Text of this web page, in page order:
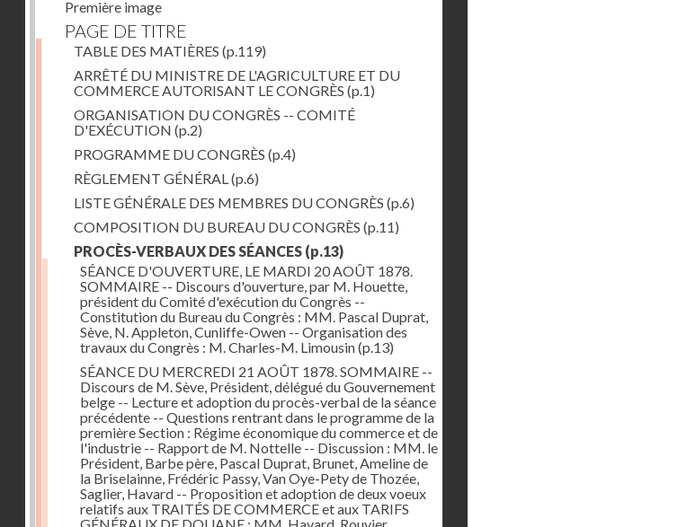
Première image
PAGE DE TITRE
TABLE DES MATIÈRES (p.119)
ARRÊTÉ DU MINISTRE DE L'AGRICULTURE ET DU
COMMERCE AUTORISANT LE CONGRÈS (p.1)
ORGANISATION DU CONGRÈS -- COMITÉ
D'EXÉCUTION (p.2)
PROGRAMME DU CONGRÈS (p.4)
RÈGLEMENT GÉNÉRAL(p.6)
LISTE GÉNÉRALE DES MEMBRES DU CONGRÈS (p.6)
COMPOSITION DU BUREAU DU CONGRÈS (p.11)
PROCÈS-VERBAUX DES SÉANCES (p.13)
SÉANCE D'OUVERTURE, LE MARDI 20 AOÛT 1878.
SOMMAIRE -- Discours d'ouverture, par M. Houette,
président du Comité d'exécution du Congrès --
Constitution du Bureau du Congrès : MM. Pascal Duprat,
Sève, N. Appleton, Cunliffe-Owen -- Organisation des
travaux du Congrès : M. Charles-M. Limousin(p.13)
SÉANCE DU MERCREDI 21 AOÛT 1878. SOMMAIRE --
Discours de M. Sève, Président, délégué du Gouvernement
belge -- Lecture et adoption du procès-verbal de la séance
précédente -- Questions rentrant dans le programme de la
première Section : Régime économique du commerce et de
l'industrie -- Rapport de M. Nottelle -- Discussion : MM. le
Président, Barbe père, Pascal Duprat, Brunet, Ameline de
la Briselainne, Frédéric Passy, Van Oye-Pety de Thozée,
Saglier, Havard -- Proposition et adoption de deux voeux
relatifs aux TRAITÉS DE COMMERCE et aux TARIFS